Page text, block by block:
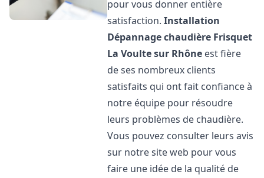
pour vous donner entière
satisfaction.Installation
Dépannage chaudière Frisquet
La Voulte sur Rhône est fière
de ses nombreux clients
satisfaits qui ont fait confiance à
notre équipe pour résoudre
leurs problèmes de chaudière.
Vous pouvez consulter leurs avis
sur notre site web pour vous
faire une idée de la qualité de